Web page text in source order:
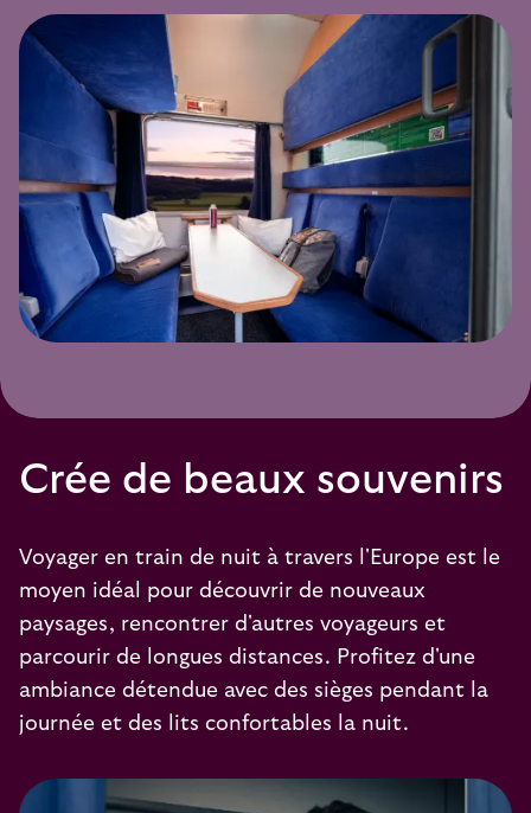
Crée de beaux souvenirs
Voyager en train de nuit à travers l'Europe est le
moyen idéal pour découvrir de nouveaux
paysages, rencontrer d'autres voyageurs et
parcourir de longues distances. Profitez d'une
ambiance détendue avec des sièges pendant la
journée et des lits confortables la nuit.